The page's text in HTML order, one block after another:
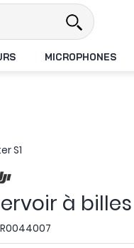
MICROPHONES
S1
à